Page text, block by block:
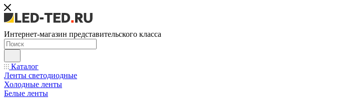
Интернет-магазин представительского класса
Каталог
Ленты светодиодные
Холодные ленты
Белые ленты